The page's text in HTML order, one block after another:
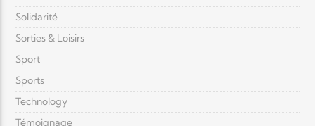
Solidarité
Sorties & Loisirs
Sport
Sports
Technology
Témoignage